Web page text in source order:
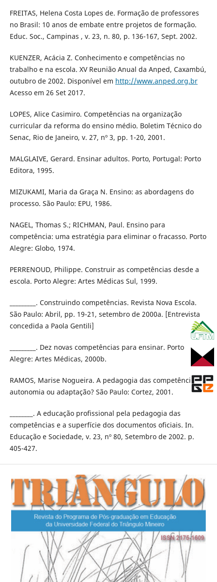
FREITAS, Helena Costa Lopes de. Formação de professores
no Brasil: 10 anos de embate entre projetos de formação.
Educ. Soc., Campinas , v. 23, n. 80, p. 136-167, Sept. 2002.
KUENZER, Acácia Z. Conhecimento e competências no
trabalho e na escola. XV Reunião Anual da Anped, Caxambú,
outubro de 2002. Disponível em http://www.anped.org.br
Acesso em 26 Set 2017.
LOPES, Alice Casimiro. Competências na organização
curricular da reforma do ensino médio. Boletim Técnico do
Senac, Rio de Janeiro, v. 27, nº 3, pp. 1-20, 2001.
MALGLAIVE, Gerard. Ensinar adultos. Porto, Portugal: Porto
Editora, 1995.
MIZUKAMI, Maria da Graça N. Ensino: as abordagens do
processo. São Paulo: EPU, 1986.
NAGEL, Thomas S.; RICHMAN, Paul. Ensino para
competência: uma estratégia para eliminar o fracasso. Porto
Alegre: Globo, 1974.
PERRENOUD, Philippe. Construir as competências desde a
escola. Porto Alegre: Artes Médicas Sul, 1999.
_________. Construindo competências. Revista Nova Escola.
São Paulo: Abril, pp. 19-21, setembro de 2000a. [Entrevista
concedida a Paola Gentili]
_________. Dez novas competências para ensinar. Porto
Alegre: Artes Médicas, 2000b.
RAMOS, Marise Nogueira. A pedagogia das competências:
autonomia ou adaptação? São Paulo: Cortez, 2001.
________. A educação profissional pela pedagogia das
competências e a superfície dos documentos oficiais. In.
Educação e Sociedade, v. 23, nº 80, Setembro de 2002. p.
405-427.